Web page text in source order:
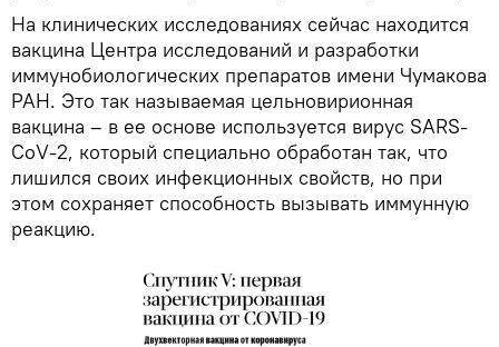
На клинических исследованиях сейчас находится
вакцина Центра исследований и разработки
иммунобиологических препаратов имени Чумакова
РАН. Это так называемая цельновирионная
вакцина – в ее основе используется вирус SARS-
CoV-2, который специально обработан так, что
лишился своих инфекционных свойств, но при
этом сохраняет способность вызывать иммунную
реакцию.